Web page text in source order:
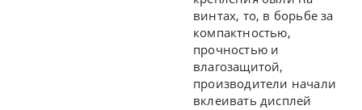
винтах, то, в борьбе за
компактностью,
прочностью и
влагозащитой,
производители начали
вклеивать дисплей